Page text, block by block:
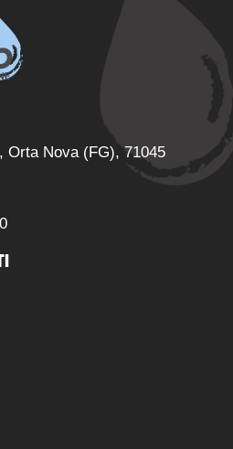
Orta Nova (FG), 71045